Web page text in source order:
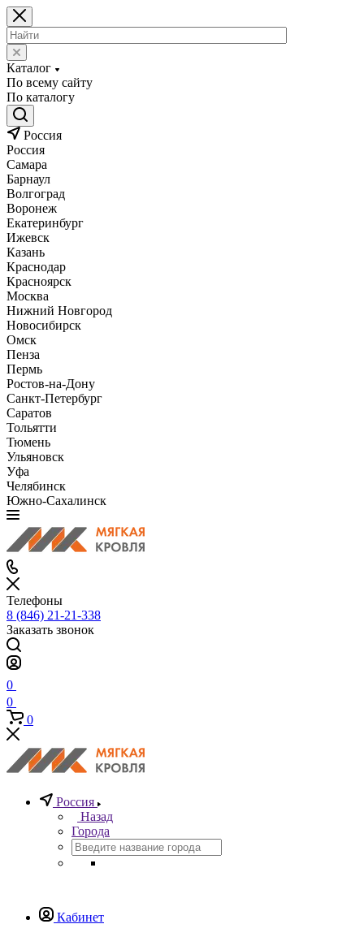
Каталог
По всему сайту
По каталогу
Россия
Россия
Самара
Барнаул
Волгоград
Воронеж
Екатеринбург
Ижевск
Казань
Краснодар
Красноярск
Москва
Нижний Новгород
Новосибирск
Омск
Пенза
Пермь
Ростов-на-Дону
Санкт-Петербург
Саратов
Тольятти
Тюмень
Ульяновск
Уфа
Челябинск
Южно-Сахалинск
Телефоны
8 (846) 21-21-338
Заказать звонок
0
0
0
Россия
Назад
Города
Кабинет